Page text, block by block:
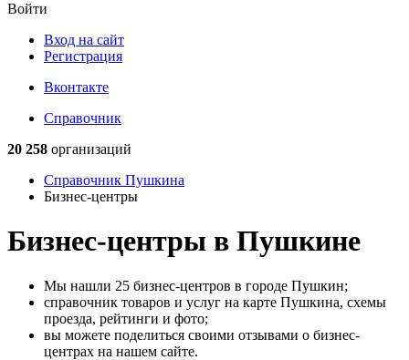
Войти
Вход на сайт
Регистрация
Вконтакте
Справочник
20 258 организаций
Справочник Пушкина
Бизнес-центры
Бизнес-центры в Пушкине
Мы нашли 25 бизнес-центров в городе Пушкин;
справочник товаров и услуг на карте Пушкина, схемы
проезда, рейтинги и фото;
вы можете поделиться своими отзывами о бизнес-
центрах на нашем сайте.